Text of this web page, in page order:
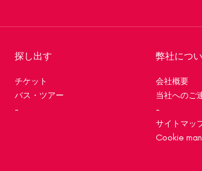
探し出す
チケット
バス・ツアー
-
弊社につ
会社概要
当社へのご
-
サイトマッ
Cookie